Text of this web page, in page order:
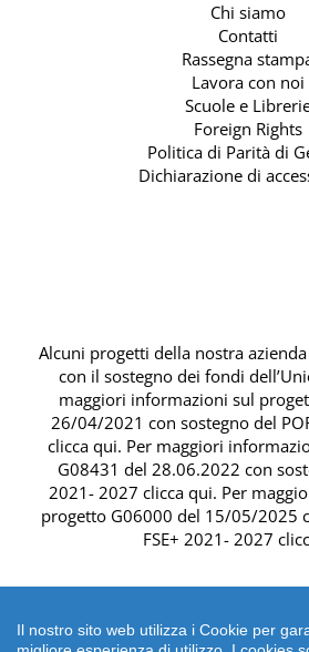
Il nostro sito web utilizza i Cookie per
Chi siamo
Contatti
Rassegna
Lavora con noi
Scuole e
Foreign Rights
Politica di Parità di
Dichiarazione di
Alcuni progetti della nostra
con il sostegno dei fondi
maggiori informazioni sul
26/04/2021 con sostegno del
clicca qui. Per maggiori
G08431 del 28.06.2022 con
2021- 2027 clicca qui. Per
progetto G06000 del 15/05/2025
FSE+ 2021- 2027